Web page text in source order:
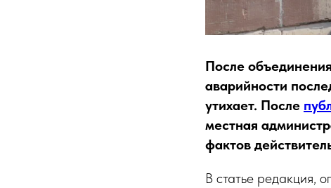
После
аварийности
утихает. После
местная
фактов
В статье редакция,